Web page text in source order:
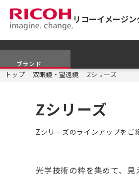
リコーイメージ
ブランド
トップ 双眼鏡・望遠鏡 Zシリーズ
Zシリーズ
Zシリーズのラインアップをご
光学技術の粋を集めて、見